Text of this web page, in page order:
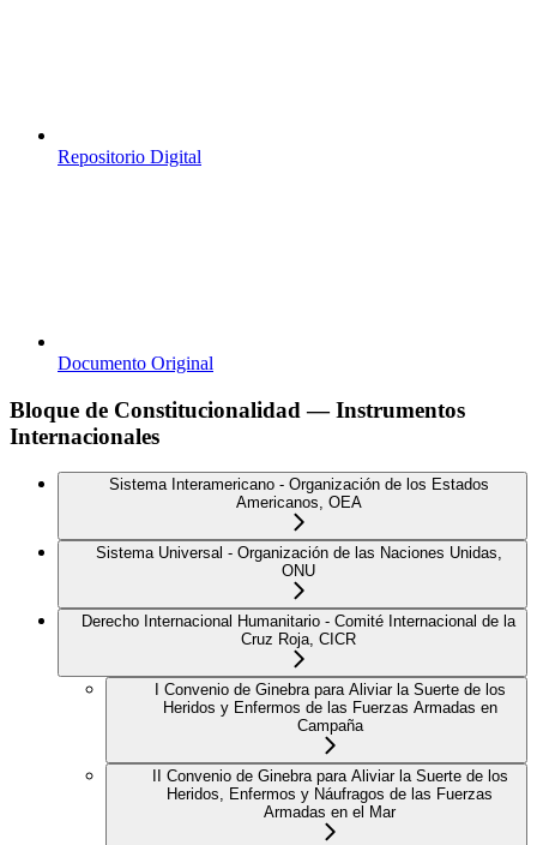
Repositorio Digital
Documento Original
Bloque de Constitucionalidad — Instrumentos
Internacionales
Sistema Interamericano - Organización de los Estados
Americanos, OEA
Sistema Universal - Organización de las Naciones Unidas,
ONU
Derecho Internacional Humanitario - Comité Internacional de la
Cruz Roja, CICR
I Convenio de Ginebra para Aliviar la Suerte de los
Heridos y Enfermos de las Fuerzas Armadas en
Campaña
II Convenio de Ginebra para Aliviar la Suerte de los
Heridos, Enfermos y Náufragos de las Fuerzas
Armadas en el Mar